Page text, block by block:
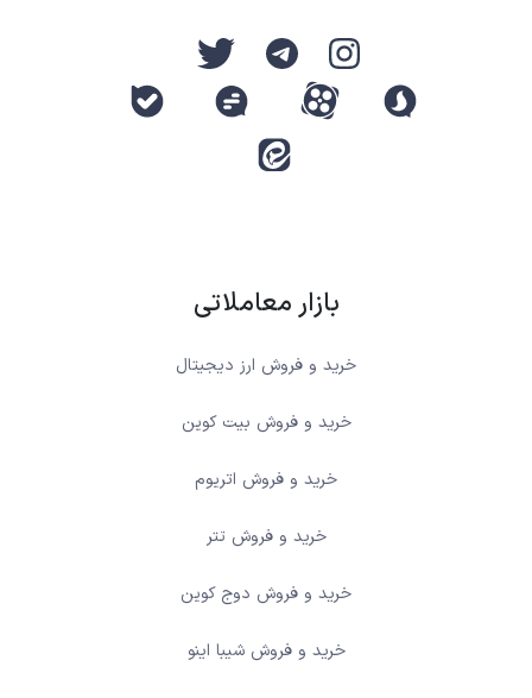
بازار معاملاتی
خرید و فروش ارز دیجیتال
خرید و فروش بیت کوین
خرید و فروش اتریوم
خرید و فروش تتر
خرید و فروش دوج کوین
خرید و فروش شیبا اینو